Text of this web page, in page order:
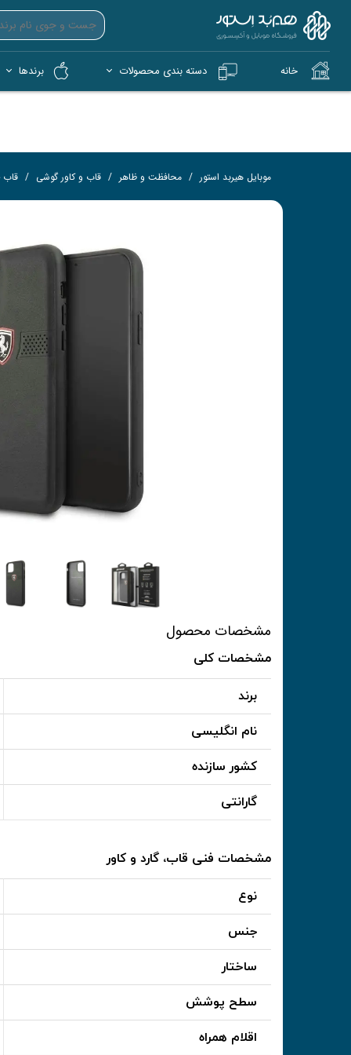
خانه دسته بندی محصولات برندها
موبایل هیربد استور محافظت و ظاهر قاب و کاور گوشی
مشخصات محصول
مشخصات کلی
برند
نام انگلیسی
کشور سازنده
گارانتی
مشخصات فنی قاب، گارد و کاور
نوع
جنس
ساختار
سطح پوشش
اقلام همراه